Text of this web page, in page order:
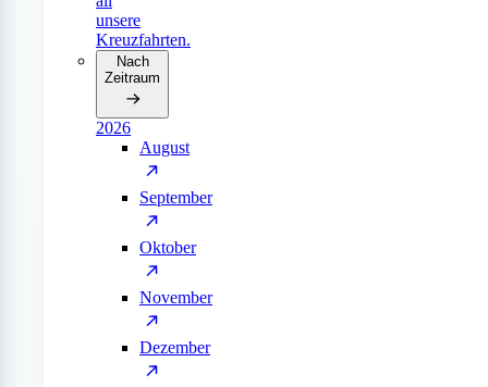
unsere
Kreuzfahrten.
Nach
Zeitraum
2026
August
September
Oktober
November
Dezember